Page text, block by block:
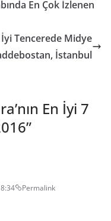
En Çok İzlenen
Tencerede Midye
İstanbul
En İyi 7
”
Permalink